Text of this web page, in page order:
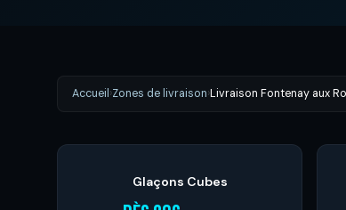
Accueil ›Zones de livraison›Livraison Fontenay aux
Glaçons Cubes